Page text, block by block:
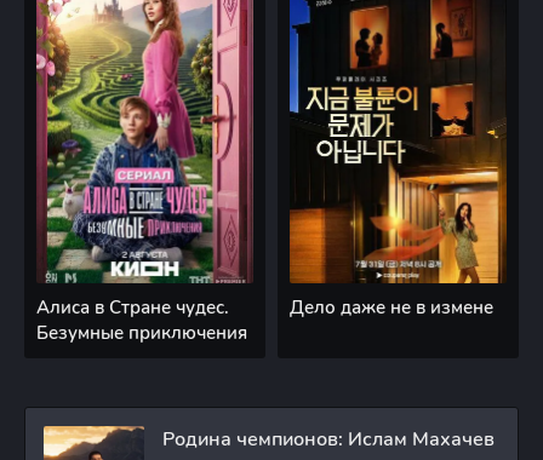
Алиса в Стране чудес.
Безумные приключения
Дело даже не в измене
Родина чемпионов: Ислам Махачев